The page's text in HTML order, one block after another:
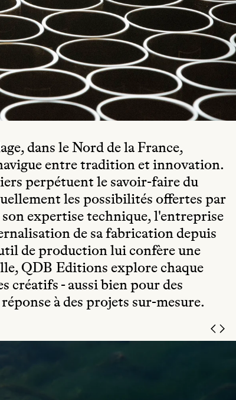
dans le Nord de la France,
entre tradition et innovation.
perpétuent le savoir-faire du
les possibilités offertes par
expertise technique, l'entreprise
de sa fabrication depuis
de production lui confère une
QDB Editions explore chaque
créatifs - aussi bien pour des
à des projets sur-mesure.